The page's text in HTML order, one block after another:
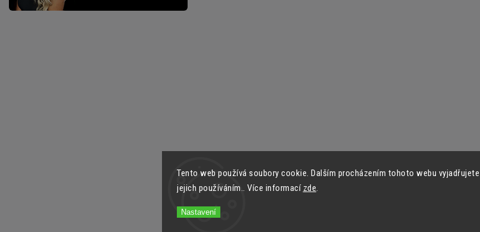
Tento web používá soubory cookie. Dalším procházením tohoto webu
jejich používáním.. Více informací zde.
Nastavení